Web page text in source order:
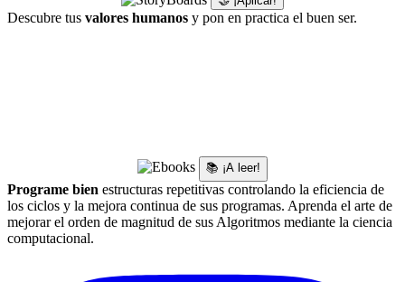
Descubre tus valores humanos y pon en practica el buen ser.
📚 ¡A leer!
Programe bien estructuras repetitivas controlando la eficiencia de
los ciclos y la mejora continua de sus programas. Aprenda el arte de
mejorar el orden de magnitud de sus Algoritmos mediante la ciencia
computacional.